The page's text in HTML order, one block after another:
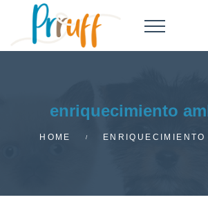
enriquecimiento
HOME ENRIQUECIMIENTO